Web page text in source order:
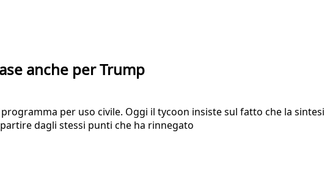
anche per Trump
per uso civile. Oggi il tycoon insiste sul fatto che la sintesi
dagli stessi punti che ha rinnegato